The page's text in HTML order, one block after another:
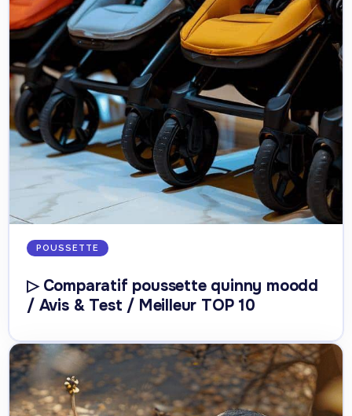
POUSSETTE
▷ Comparatif poussette quinny moodd
/ Avis & Test / Meilleur TOP 10